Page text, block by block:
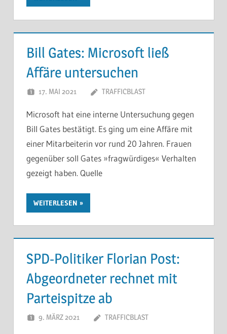
Bill Gates: Microsoft ließ
Affäre untersuchen
17. MAI 2021 TRAFFICBLAST
Microsoft hat eine interne Untersuchung gegen
Bill Gates bestätigt. Es ging um eine Affäre mit
einer Mitarbeiterin vor rund 20 Jahren. Frauen
gegenüber soll Gates »fragwürdiges« Verhalten
gezeigt haben. Quelle
WEITERLESEN
SPD-Politiker Florian Post:
Abgeordneter rechnet mit
Parteispitze ab
9. MÄRZ 2021 TRAFFICBLAST